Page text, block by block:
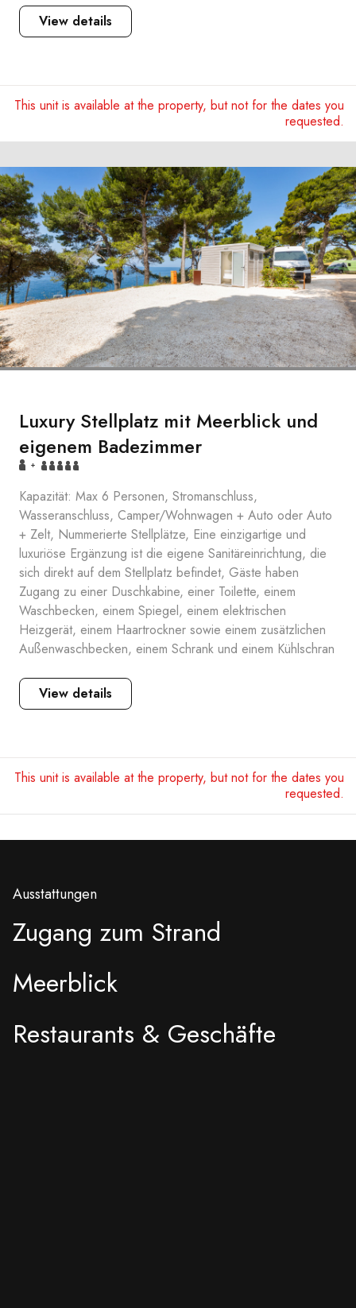
View details
This unit is available at the property, but not for the dates you
requested.
Luxury Stellplatz mit Meerblick und
eigenem Badezimmer
+
Kapazität: Max 6 Personen, Stromanschluss,
Wasseranschluss, Camper/Wohnwagen + Auto oder Auto
+ Zelt, Nummerierte Stellplätze, Eine einzigartige und
luxuriöse Ergänzung ist die eigene Sanitäreinrichtung, die
sich direkt auf dem Stellplatz befindet, Gäste haben
Zugang zu einer Duschkabine, einer Toilette, einem
Waschbecken, einem Spiegel, einem elektrischen
Heizgerät, einem Haartrockner sowie einem zusätzlichen
Außenwaschbecken, einem Schrank und einem Kühlschran
View details
This unit is available at the property, but not for the dates you
requested.
Ausstattungen
Zugang zum Strand
Meerblick
Restaurants & Geschäfte